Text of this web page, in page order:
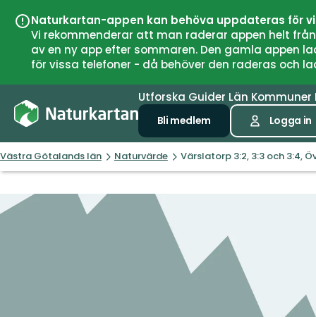
Naturkartan-appen kan behöva uppdateras för
Vi rekommenderar att man raderar appen helt
av en ny app efter sommaren. Den gamla
för vissa telefoner - då behöver den raderas och
Utforska Guider Län Kommuner
Bli medlem Logga in
Västra Götalands län Naturvärde Värslatorp 3:2, 3:3 och 3:4,